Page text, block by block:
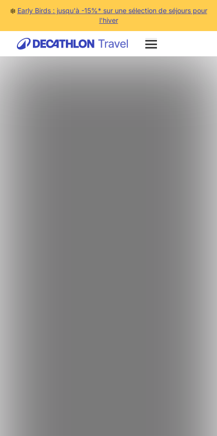
❄️ Early Birds : jusqu'à -15%* sur une sélection de séjours pour
l'hiver